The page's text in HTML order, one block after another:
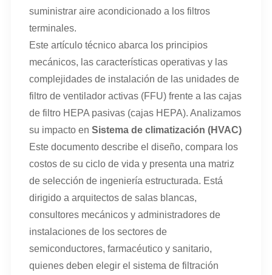
suministrar aire acondicionado a los filtros
terminales.
Este artículo técnico abarca los principios
mecánicos, las características operativas y las
complejidades de instalación de las unidades de
filtro de ventilador activas (FFU) frente a las cajas
de filtro HEPA pasivas (cajas HEPA). Analizamos
su impacto en Sistema de climatización (HVAC)
Este documento describe el diseño, compara los
costos de su ciclo de vida y presenta una matriz
de selección de ingeniería estructurada. Está
dirigido a arquitectos de salas blancas,
consultores mecánicos y administradores de
instalaciones de los sectores de
semiconductores, farmacéutico y sanitario,
quienes deben elegir el sistema de filtración